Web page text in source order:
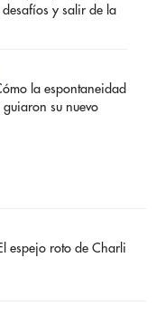
desafíos y salir de la
la espontaneidad
su nuevo
espejo roto de Charli